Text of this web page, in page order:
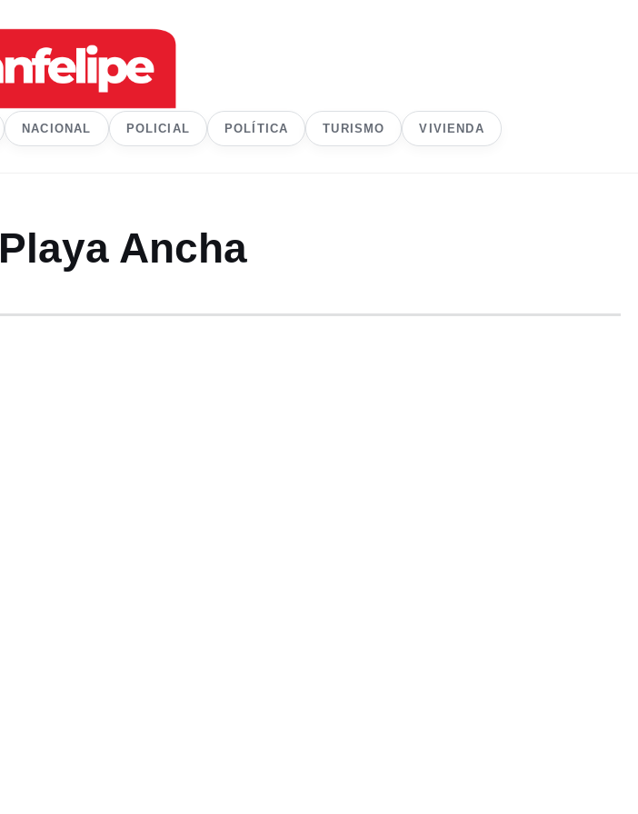
NACIONAL POLICIAL POLÍTICA TURISMO VIVIENDA
Playa Ancha